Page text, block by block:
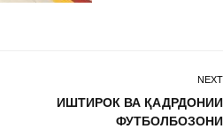
NEXT
ИШТИРОК ВА ҚАДРДОНИИ
ФУТБОЛБОЗОНИ